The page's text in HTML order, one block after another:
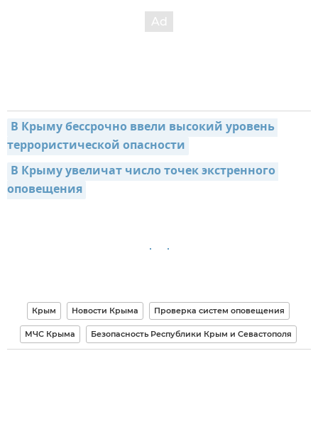
В Крыму бессрочно ввели высокий уровень
террористической опасности
В Крыму увеличат число точек экстренного
оповещения
Крым Новости Крыма Проверка систем оповещения
МЧС Крыма Безопасность Республики Крым и Севастополя